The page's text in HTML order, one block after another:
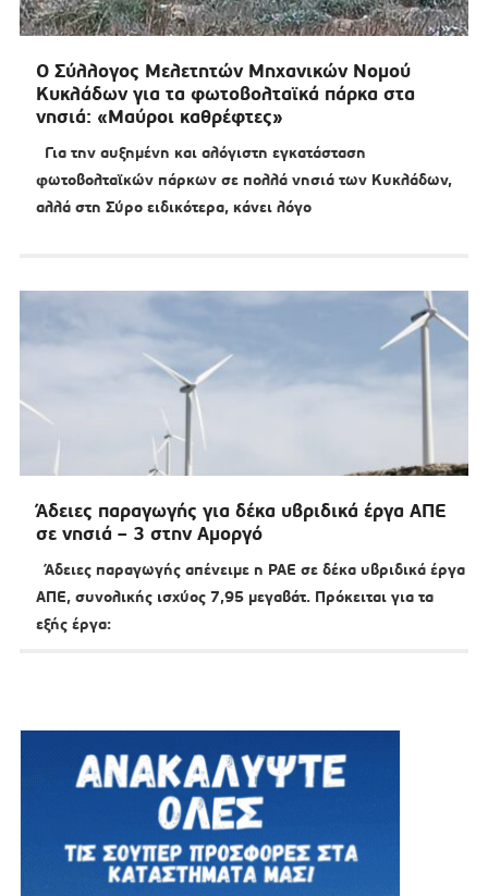
O Σύλλογος Μελετητών Μηχανικών Νομού
Κυκλάδων για τα φωτοβολταϊκά πάρκα στα
νησιά: «Μαύροι καθρέφτες»
Για την αυξημένη και αλόγιστη εγκατάσταση
φωτοβολταϊκών πάρκων σε πολλά νησιά των Κυκλάδων,
αλλά στη Σύρο ειδικότερα, κάνει λόγο
Άδειες παραγωγής για δέκα υβριδικά έργα ΑΠΕ
σε νησιά – 3 στην Αμοργό
Άδειες παραγωγής απένειμε η ΡΑΕ σε δέκα υβριδικά έργα
ΑΠΕ, συνολικής ισχύος 7,95 μεγαβάτ. Πρόκειται για τα
εξής έργα: